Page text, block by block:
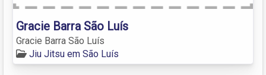
Gracie Barra São Luís
Gracie Barra São Luís
Jiu Jitsu em São Luís